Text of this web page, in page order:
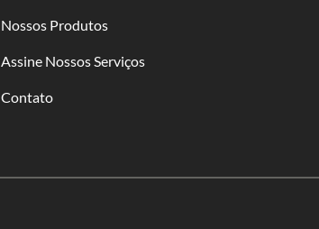
Nossos Produtos
Assine Nossos Serviços
Contato